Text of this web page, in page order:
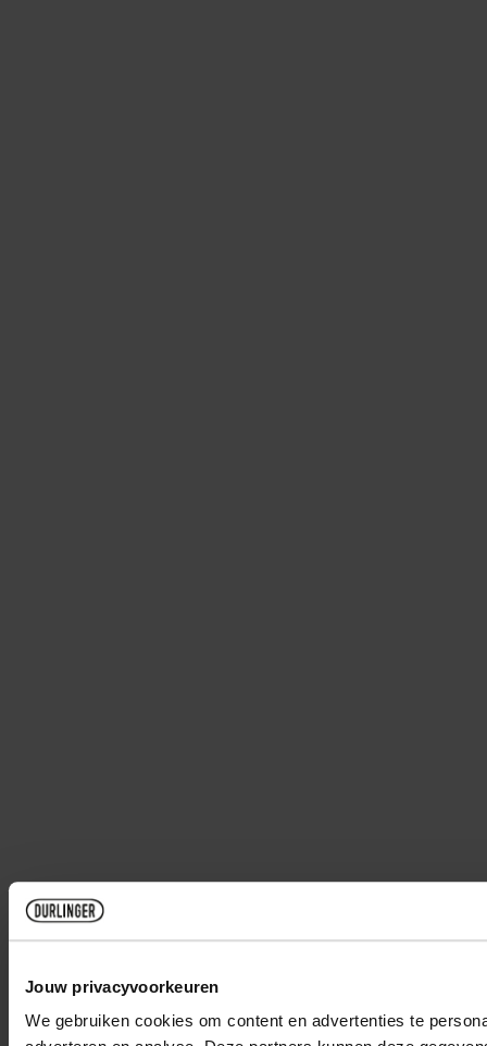
Jouw privacyvoorkeuren
We gebruiken cookies om content en advertenties te